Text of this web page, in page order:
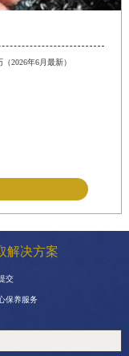
2026年6月最新）
解决方案
交
保养服务